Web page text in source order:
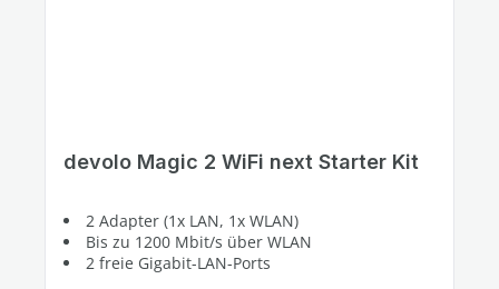
devolo Magic 2 WiFi next Starter Kit
2 Adapter (1x LAN, 1x WLAN)
Bis zu 1200 Mbit/s über WLAN
2 freie Gigabit-LAN-Ports